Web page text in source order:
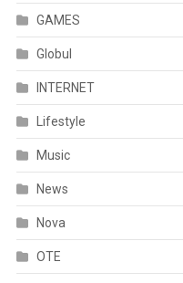
GAMES
Globul
INTERNET
Lifestyle
Music
News
Nova
OTE